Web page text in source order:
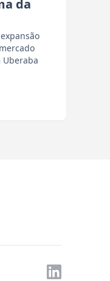
da
Uberaba